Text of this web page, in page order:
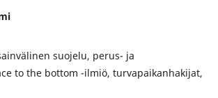
suojelu, perus- ja
to the bottom -ilmiö, turvapaikanhakijat,